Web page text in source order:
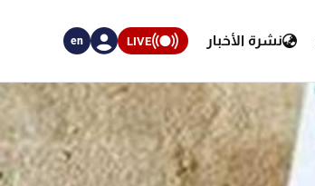
نشرة الأخبار LIVE
en